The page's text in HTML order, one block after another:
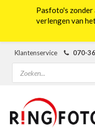
Klantenservice
070-
Producten
zoeken
Pasfoto's
verlengen van